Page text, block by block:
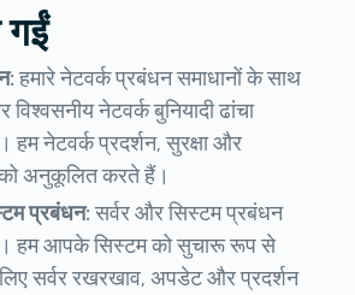
गईं
हमारे नेटवर्क प्रबंधन समाधानों के साथ
नेटवर्क बुनियादी ढांचा
हम नेटवर्क प्रदर्शन, सुरक्षा और
को अनुकूलित करते हैं।
प्रबंधन:सर्वर और सिस्टम प्रबंधन
हम आपके सिस्टम को सुचारू रूप से
सर्वर रखरखाव, अपडेट और प्रदर्शन